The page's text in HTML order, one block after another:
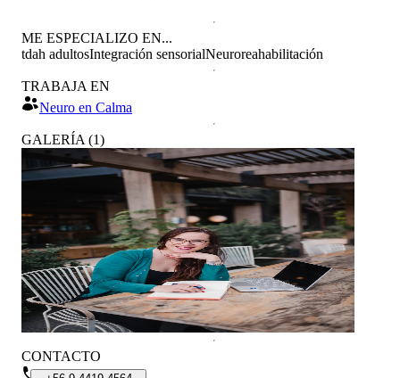
ME ESPECIALIZO EN...
tdah adultosIntegración sensorialNeuroreahabilitación
TRABAJA EN
Neuro en Calma
GALERÍA (1)
CONTACTO